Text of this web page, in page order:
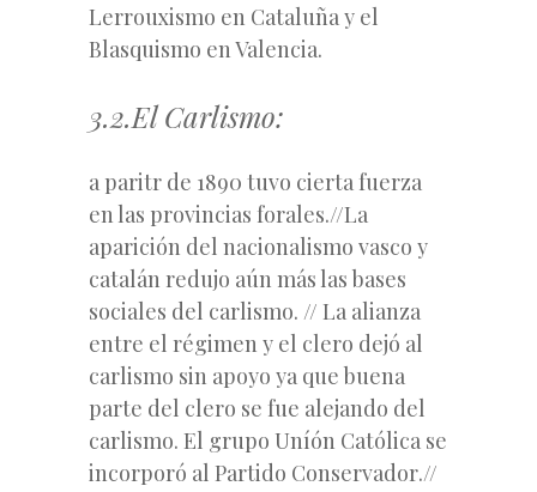
Lerrouxismo en Cataluña y el
Blasquismo en Valencia.
3.2.El Carlismo:
a paritr de 1890 tuvo cierta fuerza
en las provincias forales.//La
aparición del nacionalismo vasco y
catalán redujo aún más las bases
sociales del carlismo. // La alianza
entre el régimen y el clero dejó al
carlismo sin apoyo ya que buena
parte del clero se fue alejando del
carlismo. El grupo Uníón Católica se
incorporó al Partido Conservador.//